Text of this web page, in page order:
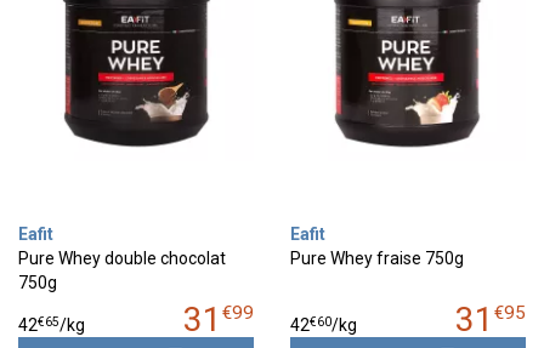
Eafit
Pure Whey double chocolat
750g
31 €99
42€65/kg
Eafit
Pure Whey fraise 750g
31 €95
42€60/kg